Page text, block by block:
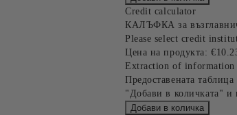
Credit calculator
КАЛЪФКА за
Please select credit
Цена на продукта:
Extraction of
Предоставената
"Добави в количката" и